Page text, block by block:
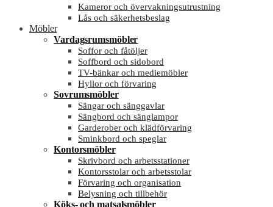
Kameror och övervakningsutrustning
Lås och säkerhetsbeslag
Möbler
Vardagsrumsmöbler
Soffor och fåtöljer
Soffbord och sidobord
TV-bänkar och mediemöbler
Hyllor och förvaring
Sovrumsmöbler
Sängar och sänggavlar
Sängbord och sänglampor
Garderober och klädförvaring
Sminkbord och speglar
Kontorsmöbler
Skrivbord och arbetsstationer
Kontorsstolar och arbetsstolar
Förvaring och organisation
Belysning och tillbehör
Köks- och matsalsmöbler